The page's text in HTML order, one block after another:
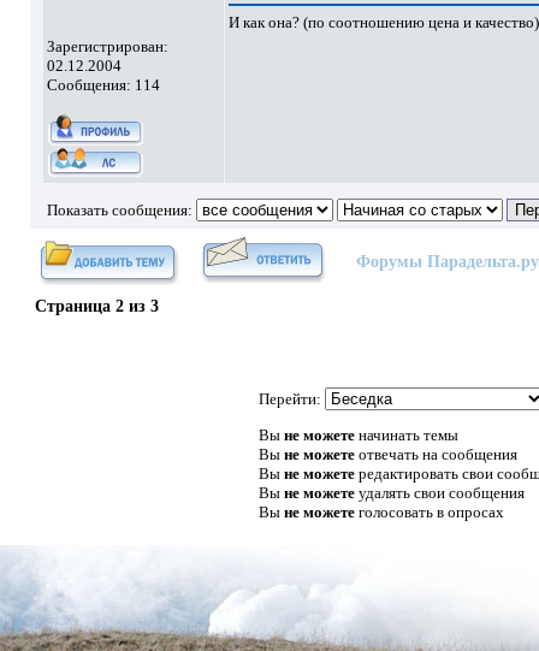
Зарегистрирован:
02.12.2004
Сообщения: 114
И как она? (по соотношению цена и качество)
Показать сообщения:
Форумы Парадельта.ру
Страница 2из 3
Перейти:
Вы не можетеначинать темы
Вы не можетеотвечать на сообщения
Вы не можетередактировать свои
Вы не можетеудалять свои сообщения
Вы не можетеголосовать в опросах